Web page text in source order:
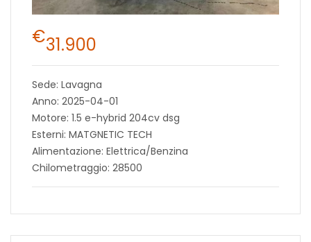
€31.900
Sede: Lavagna
Anno: 2025-04-01
Motore: 1.5 e-hybrid 204cv dsg
Esterni: MATGNETIC TECH
Alimentazione: Elettrica/Benzina
Chilometraggio: 28500